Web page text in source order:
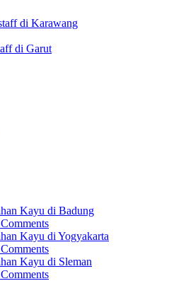
di Karawang
di Garut
Kayu di Badung
Kayu di Yogyakarta
Kayu di Sleman